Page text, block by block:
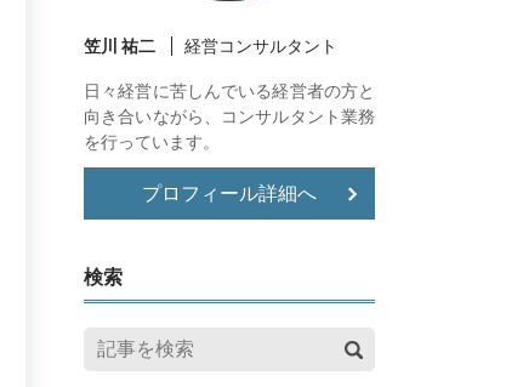
笠川 祐二 経営コンサルタント
日々経営に苦しんでいる経営者の方と
向き合いながら、コンサルタント業務
を行っています。
プロフィール詳細へ
検索